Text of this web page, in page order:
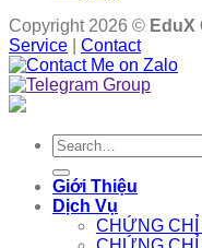
Copyright 2026 © EduX
Service
Contact
Search
for:
Giới Thiệu
Dịch Vụ
CHỨNG CHỈ